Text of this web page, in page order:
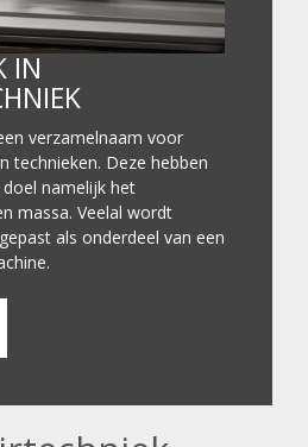
IN
verzamelnaam voor
technieken. Deze hebben
namelijk het
massa. Veelal wordt
als onderdeel van een